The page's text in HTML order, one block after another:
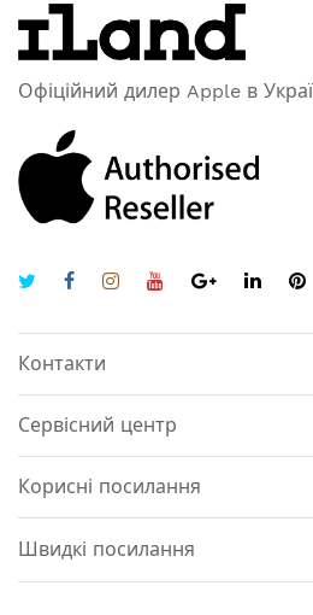
Офіційний дилер Apple в
Контакти
Сервісний центр
Корисні посилання
Швидкі посилання